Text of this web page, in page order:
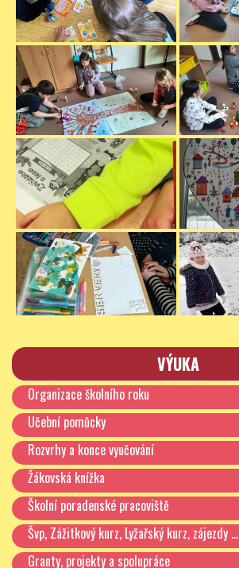
VÝUKA
Organizace školního roku
Učební pomůcky
Rozvrhy a konce vyučování
Žákovská knížka
Školní poradenské pracoviště
Švp, Zážitkový kurz, Lyžařský kurz, zájezdy …
Granty, projekty a spolupráce